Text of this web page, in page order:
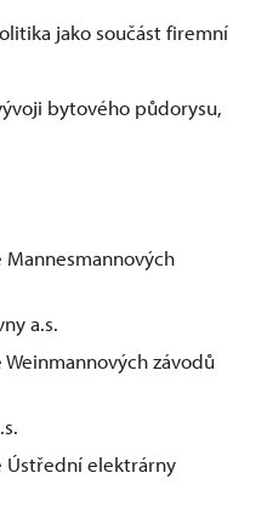
jako součást firemní
bytového půdorysu,
a.s.
závodů
Ústřední elektrárny